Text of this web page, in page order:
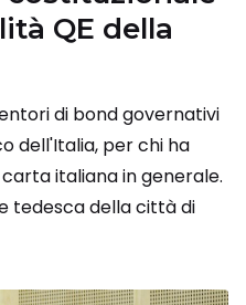
QE della
di bond governativi
dell'Italia, per chi ha
italiana in generale.
tedesca della città di